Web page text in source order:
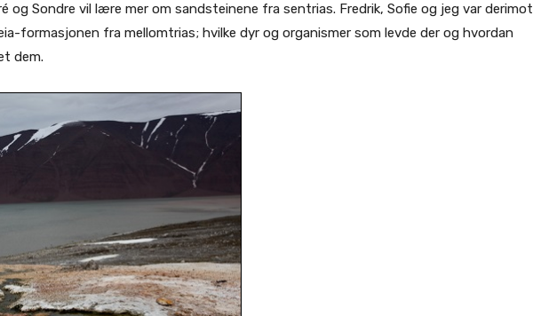
og Sondre vil lære mer om sandsteinene fra sentrias. Fredrik, Sofie og jeg var derimot
formasjonen fra mellomtrias; hvilke dyr og organismer som levde der og hvordan
dem.